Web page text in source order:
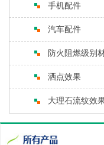
手机配件
汽车配件
防火阻燃级别
洒点效果
大理石流纹效